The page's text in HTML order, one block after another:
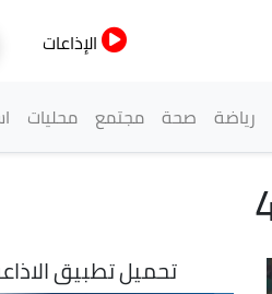
الإذاعات
رياضة صحة مجتمع محليات
تحميل تطبيق